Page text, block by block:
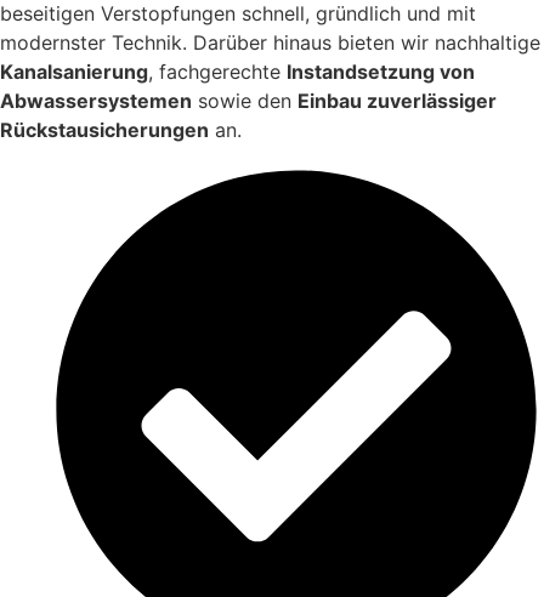
beseitigen Verstopfungen schnell, gründlich und mit
modernster Technik. Darüber hinaus bieten wir nachhaltige
Kanalsanierung, fachgerechte Instandsetzung von
Abwassersystemen sowie den Einbau zuverlässiger
Rückstausicherungen an.